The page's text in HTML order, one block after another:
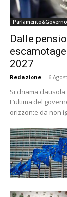
Parlamento&Governo
Dalle
2027
Redazione - 6
Si chiama
L’ultima del
orizzonte da non